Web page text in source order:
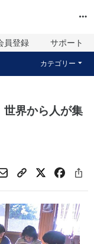
員登録 サポート
カテゴリー
界から人が集